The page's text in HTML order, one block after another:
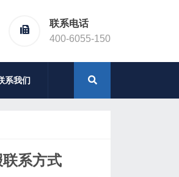
联系电话
400-6055-150
系我们
系方式